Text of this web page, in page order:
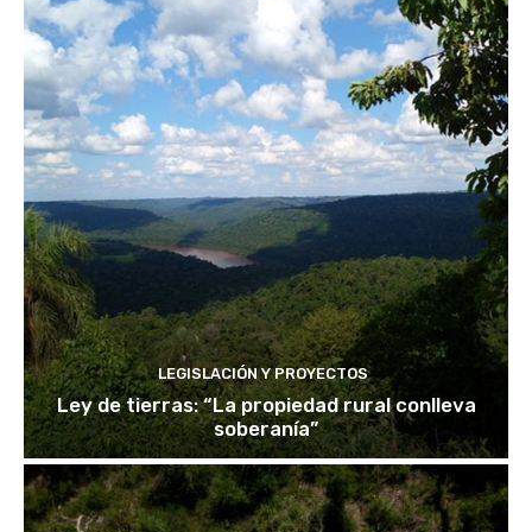
LEGISLACIÓN Y PROYECTOS
Ley de tierras: “La propiedad rural conlleva
soberanía”